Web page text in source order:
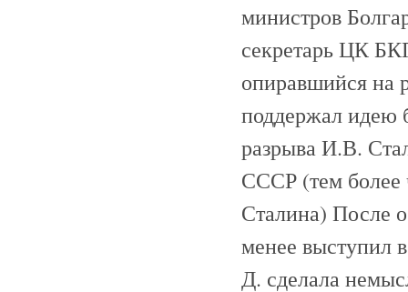
министров
секретарь ЦК
опиравшийся на
поддержал идею
разрыва И.В.
СССР (тем более
Сталина) После
менее выступил
Д. сделала